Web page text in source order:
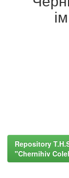
Repository
"Chernihiv